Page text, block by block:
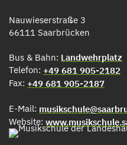
Nauwieserstraße 3
66111 Saarbrücken
Bus & Bahn: Landwehrplatz
Telefon: +49 681 905-2182
Fax: +49 681 905-2187
E-Mail:
Website: